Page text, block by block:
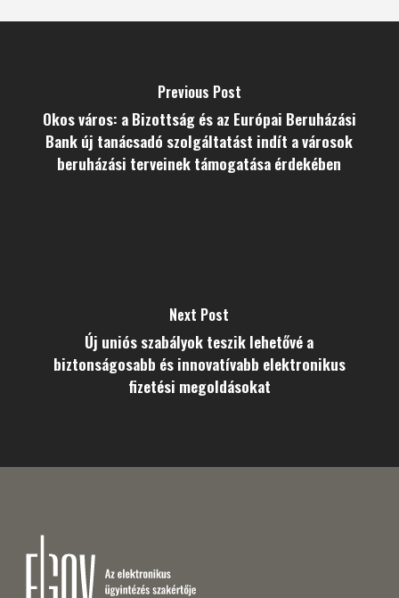
Previous Post
Okos város: a Bizottság és az Európai Beruházási
Bank új tanácsadó szolgáltatást indít a városok
beruházási terveinek támogatása érdekében
Next Post
Új uniós szabályok teszik lehetővé a
biztonságosabb és innovatívabb elektronikus
fizetési megoldásokat